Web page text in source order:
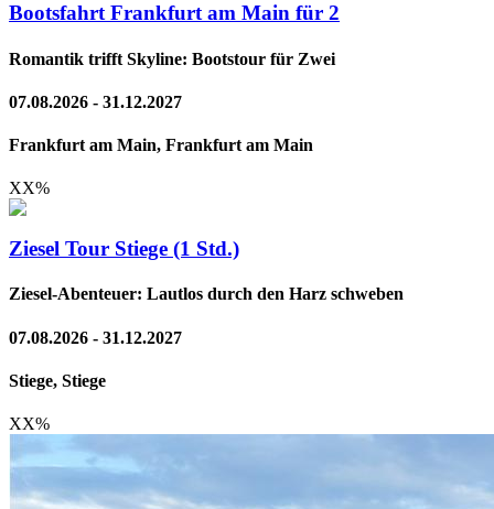
Bootsfahrt Frankfurt am Main für 2
Romantik trifft Skyline: Bootstour für Zwei
07.08.2026 - 31.12.2027
Frankfurt am Main, Frankfurt am Main
XX%
Ziesel Tour Stiege (1 Std.)
Ziesel-Abenteuer: Lautlos durch den Harz schweben
07.08.2026 - 31.12.2027
Stiege, Stiege
XX%